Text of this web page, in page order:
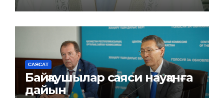
САЯСАТ
Байқаушылар саяси науқанға
дайын